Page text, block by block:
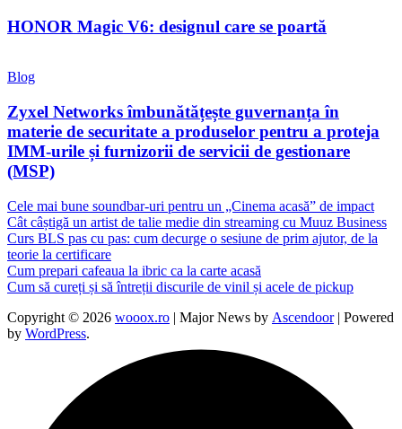
HONOR Magic V6: designul care se poartă
Blog
Zyxel Networks îmbunătățește guvernanța în
materie de securitate a produselor pentru a proteja
IMM-urile și furnizorii de servicii de gestionare
(MSP)
Cele mai bune soundbar-uri pentru un „Cinema acasă” de impact
Cât câștigă un artist de talie medie din streaming cu Muuz Business
Curs BLS pas cu pas: cum decurge o sesiune de prim ajutor, de la
teorie la certificare
Cum prepari cafeaua la ibric ca la carte acasă
Cum să cureți și să întreții discurile de vinil și acele de pickup
Copyright © 2026 wooox.ro | Major News by Ascendoor| Powered
by WordPress.